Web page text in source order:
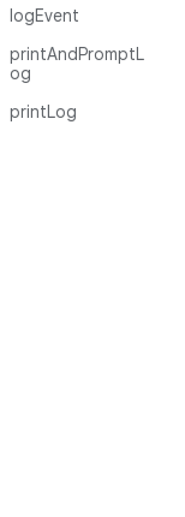
logEvent
printAndPromptL
og
printLog